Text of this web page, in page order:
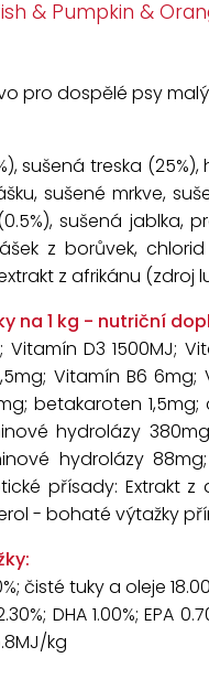
& Pumpkin &
pro dospělé psy
sušená treska
sušené mrkve,
sušená jablka,
z borůvek,
z afrikánu (zdroj
na 1 kg - nutriční
Vitamín D3 1500MJ;
Vitamín B6
betakaroten
hydrolázy
hydrolázy
přísady: Extrakt z
- bohaté výtažky
čisté tuky a oleje
DHA 1.00%;
kg